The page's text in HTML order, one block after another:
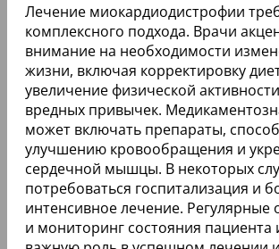
Лечение миокардиодистрофии
комплексного подхода. Врачи
внимание на необходимости
жизни, включая корректировку
увеличение физической
вредных привычек.
может включать препараты,
улучшению кровообращения и
сердечной мышцы. В некоторых
потребоваться госпитализация и
интенсивное лечение. Регулярные
и мониторинг состояния пациента